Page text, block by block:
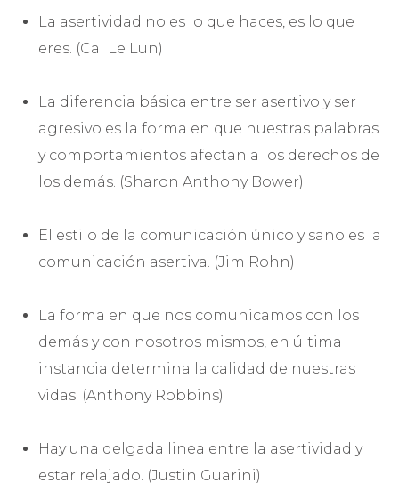
La asertividad no es lo que haces, es lo que
eres. (Cal Le Lun)
La diferencia básica entre ser asertivo y ser
agresivo es la forma en que nuestras palabras
y comportamientos afectan a los derechos de
los demás. (Sharon Anthony Bower)
El estilo de la comunicación único y sano es la
comunicación asertiva. (Jim Rohn)
La forma en que nos comunicamos con los
demás y con nosotros mismos, en última
instancia determina la calidad de nuestras
vidas. (Anthony Robbins)
Hay una delgada linea entre la asertividad y
estar relajado. (Justin Guarini)